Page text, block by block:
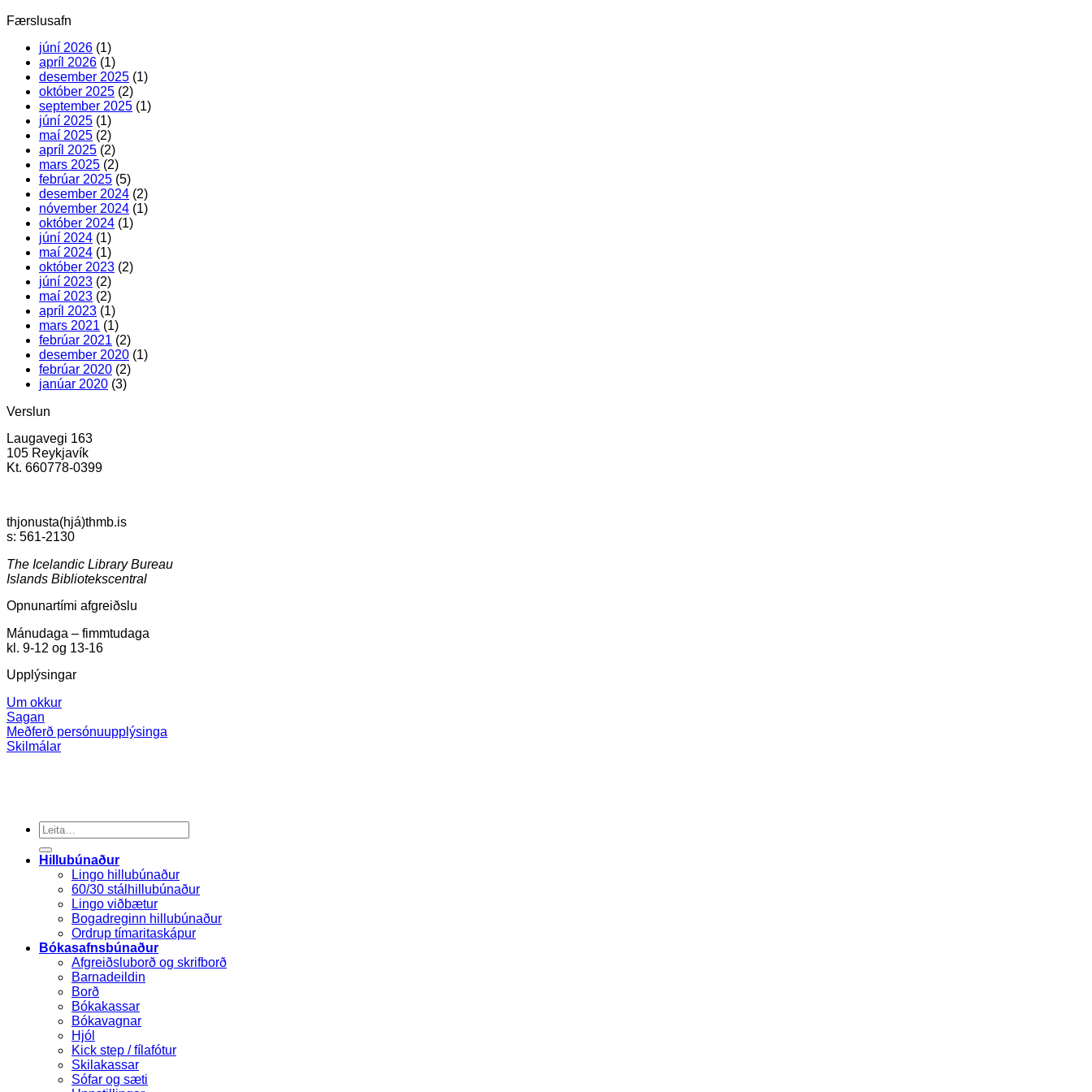
Færslusafn
júní 2026 (1)
apríl 2026 (1)
desember 2025 (1)
október 2025 (2)
september 2025 (1)
júní 2025 (1)
maí 2025 (2)
apríl 2025 (2)
mars 2025 (2)
febrúar 2025 (5)
desember 2024 (2)
nóvember 2024 (1)
október 2024 (1)
júní 2024 (1)
maí 2024 (1)
október 2023 (2)
júní 2023 (2)
maí 2023 (2)
apríl 2023 (1)
mars 2021 (1)
febrúar 2021 (2)
desember 2020 (1)
febrúar 2020 (2)
janúar 2020 (3)
Verslun
Laugavegi 163
105 Reykjavík
Kt. 660778-0399
thjonusta(hjá)thmb.is
s: 561-2130
The Icelandic Library Bureau
Islands Bibliotekscentral
Opnunartími afgreiðslu
Mánudaga – fimmtudaga
kl. 9-12 og 13-16
Upplýsingar
Um okkur
Sagan
Meðferð persónuupplýsinga
Skilmálar
Search
for:
Hillubúnaður
Lingo hillubúnaður
60/30 stálhillubúnaður
Lingo viðbætur
Bogadreginn hillubúnaður
Ordrup tímaritaskápur
Bókasafnsbúnaður
Afgreiðsluborð og skrifborð
Barnadeildin
Borð
Bókakassar
Bókavagnar
Hjól
Kick step / fílafótur
Skilakassar
Sófar og sæti